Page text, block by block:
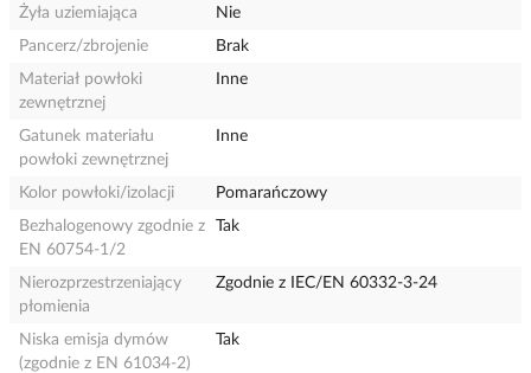
Żyła uziemiająca
Nie
Pancerz/zbrojenie
Brak
Materiał powłoki
zewnętrznej
Inne
Gatunek materiału
powłoki zewnętrznej
Inne
Kolor powłoki/izolacji
Pomarańczowy
Bezhalogenowy zgodnie z
EN 60754-1/2
Tak
Nierozprzestrzeniający
płomienia
Zgodnie z IEC/EN 60332-3-24
Niska emisja dymów
(zgodnie z EN 61034-2)
Tak